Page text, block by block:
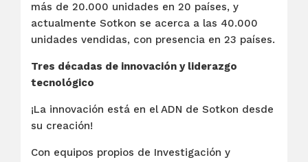
más de 20.000 unidades en 20 países, y
actualmente Sotkon se acerca a las 40.000
unidades vendidas, con presencia en 23 países.
Tres décadas de innovación y liderazgo
tecnológico
¡La innovación está en el ADN de Sotkon desde
su creación!
Con equipos propios de Investigación y